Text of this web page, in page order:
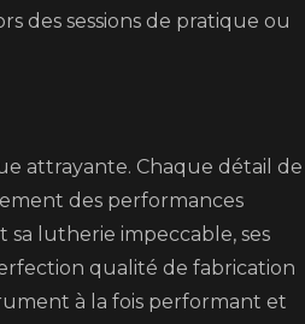
des sessions de pratique ou
attrayante. Chaque détail de
des performances
sa lutherie impeccable, ses
qualité de fabrication
à la fois performant et